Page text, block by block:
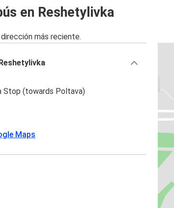
en Reshetylivka
más reciente.
Stop (towards Poltava)
Maps